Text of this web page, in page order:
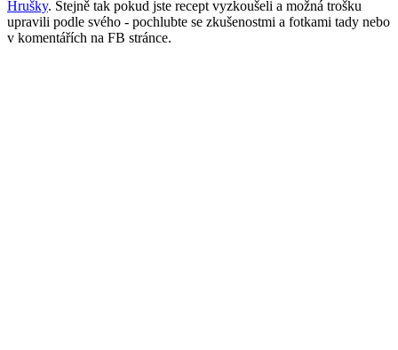
Hrušky. Stejně tak pokud jste recept vyzkoušeli a možná trošku
upravili podle svého - pochlubte se zkušenostmi a fotkami tady nebo
v komentářích na FB stránce.